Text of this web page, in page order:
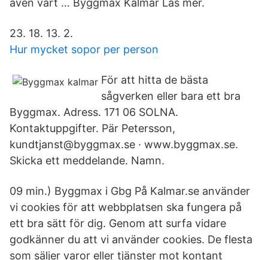
även vårt … Byggmax Kalmar Läs mer.
23. 18. 13. 2.
Hur mycket sopor per person
För att hitta de bästa
sågverken eller bara ett bra
Byggmax. Adress. 171 06 SOLNA.
Kontaktuppgifter. Pär Petersson,
kundtjanst@byggmax.se · www.byggmax.se.
Skicka ett meddelande. Namn.
09 min.) Byggmax i Gbg På Kalmar.se använder
vi cookies för att webbplatsen ska fungera på
ett bra sätt för dig. Genom att surfa vidare
godkänner du att vi använder cookies. De flesta
som säljer varor eller tjänster mot kontant